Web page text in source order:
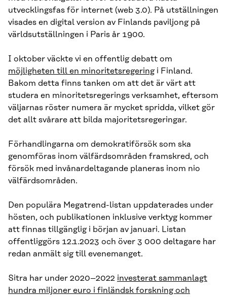
utvecklingsfas för internet (web 3.0). På utställningen
visades en digital version av Finlands paviljong på
världsutställningen i Paris år 1900.
I oktober väckte vi en offentlig debatt om
möjligheten till en minoritetsregeringi Finland.
Bakom detta finns tanken om att det är värt att
studera en minoritetsregerings verksamhet, eftersom
väljarnas röster numera är mycket spridda, vilket gör
det allt svårare att bilda majoritetsregeringar.
Förhandlingarna om demokratiförsök som ska
genomföras inom välfärdsområden framskred, och
försök med invånardeltagande planeras inom nio
välfärdsområden.
Den populära Megatrend-listan uppdaterades under
hösten, och publikationen inklusive verktyg kommer
att finnas tillgänglig i början av januari. Listan
offentliggörs 12.1.2023 och över 3 000 deltagare har
redan anmält sig till evenemanget.
Sitra har under 2020–2022 investerat sammanlagt
hundra miljoner euro i finländsk forskning och